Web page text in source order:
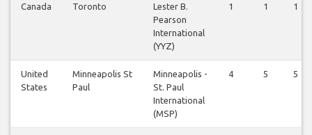
Canada Toronto
Lester B.
Pearson
International
(YYZ)
1 1 1
United
States
Minneapolis St
Paul
Minneapolis -
St. Paul
International
(MSP)
4 5 5